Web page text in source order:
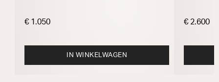
€ 1.050
IN WINKELWAGEN
€ 2.600